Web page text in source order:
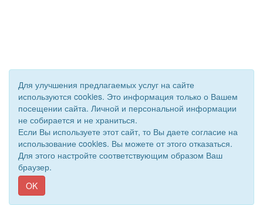
© 2018 - 2026 Подворье . Все права защищены.
Сайт создан при поддержке «Информационная сеть RD
Для улучшения предлагаемых услуг на сайте
используются cookies. Это информация только о Вашем
посещении сайта. Личной и персональной информации
не собирается и не храниться.
Если Вы используете этот сайт, то Вы даете согласие на
использование cookies. Вы можете от этого отказаться.
Для этого настройте соответствующим образом Ваш
браузер.
OK